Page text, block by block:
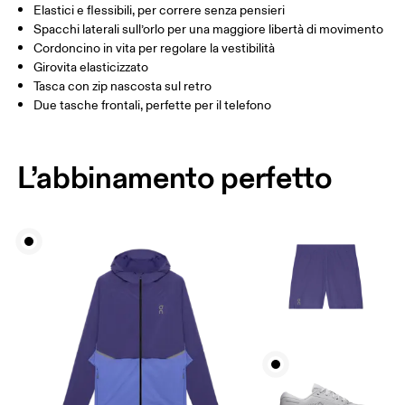
Interno gamba (taglia M) : 17.7 cm
Come prendere le misure
Elastici e flessibili, per correre senza pensieri
Spacchi laterali sull’orlo per una maggiore libertà di movimento
Cordoncino in vita per regolare la vestibilità
Girovita elasticizzato
Tasca con zip nascosta sul retro
Due tasche frontali, perfette per il telefono
L’abbinamento perfetto